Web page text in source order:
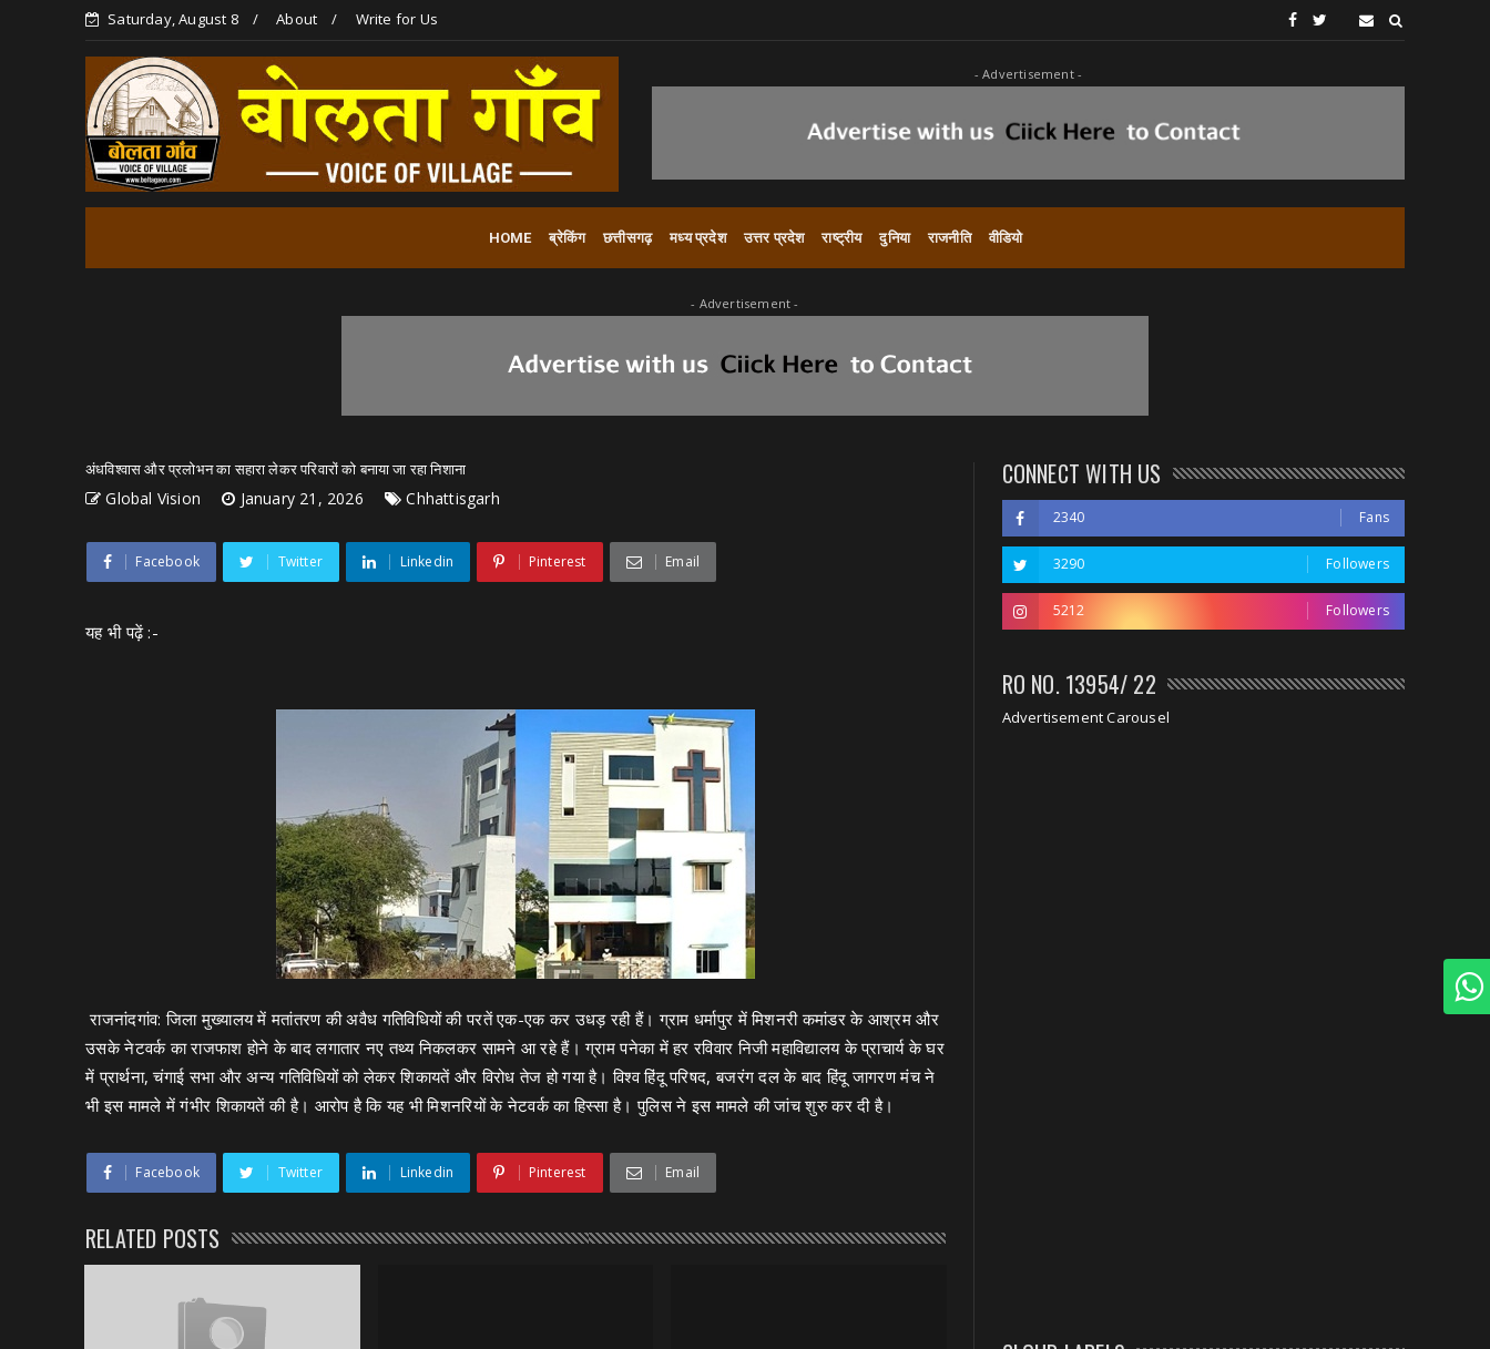
Saturday, August 8 About Write for Us
- Advertisement -
HOME ब्रेकिंग छत्तीसगढ़ मध्य प्रदेश उत्तर प्रदेश राष्ट्रीय दुनिया राजनीति वीडियो
- Advertisement -
अंधविश्वास और प्रलोभन का सहारा लेकर परिवारों को बनाया जा रहा निशाना
Global Vision January 21, 2026 Chhattisgarh
Facebook Twitter Linkedin Pinterest Email
यह भी पढ़ें :-
राजनांदगांव: जिला मुख्यालय में मतांतरण की अवैध गतिविधियों की परतें एक-एक कर उधड़ रही हैं। ग्राम धर्मापुर में मिशनरी कमांडर के आश्रम और
उसके नेटवर्क का राजफाश होने के बाद लगातार नए तथ्य निकलकर सामने आ रहे हैं। ग्राम पनेका में हर रविवार निजी महाविद्यालय के प्राचार्य के घर
में प्रार्थना, चंगाई सभा और अन्य गतिविधियों को लेकर शिकायतें और विरोध तेज हो गया है। विश्व हिंदू परिषद, बजरंग दल के बाद हिंदू जागरण मंच ने
भी इस मामले में गंभीर शिकायतें की है। आरोप है कि यह भी मिशनरियों के नेटवर्क का हिस्सा है। पुलिस ने इस मामले की जांच शुरु कर दी है।
Facebook Twitter Linkedin Pinterest Email
RELATED POSTS
CONNECT WITH US
2340 Fans
3290 Followers
5212 Followers
RO NO. 13954/ 22
Advertisement Carousel